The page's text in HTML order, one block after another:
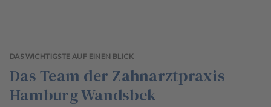
DAS WICHTIGSTE AUF EINEN BLICK
Das Team der Zahnarztpraxis
Hamburg Wandsbek